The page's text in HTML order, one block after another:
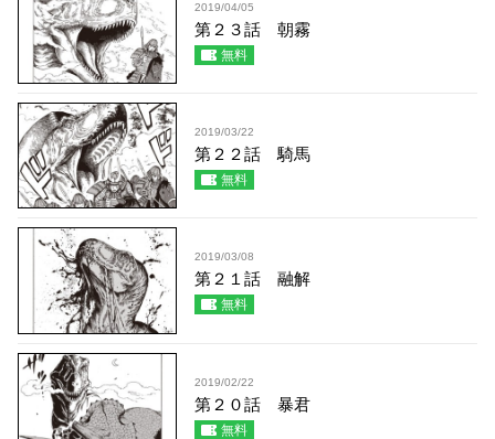
2019/04/05
第２３話 朝霧
無料
2019/03/22
第２２話 騎馬
無料
2019/03/08
第２１話 融解
無料
2019/02/22
第２０話 暴君
無料